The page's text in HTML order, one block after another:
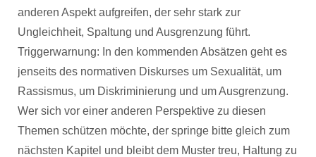
anderen Aspekt aufgreifen, der sehr stark zur
Ungleichheit, Spaltung und Ausgrenzung führt.
Triggerwarnung: In den kommenden Absätzen geht es
jenseits des normativen Diskurses um Sexualität, um
Rassismus, um Diskriminierung und um Ausgrenzung.
Wer sich vor einer anderen Perspektive zu diesen
Themen schützen möchte, der springe bitte gleich zum
nächsten Kapitel und bleibt dem Muster treu, Haltung zu